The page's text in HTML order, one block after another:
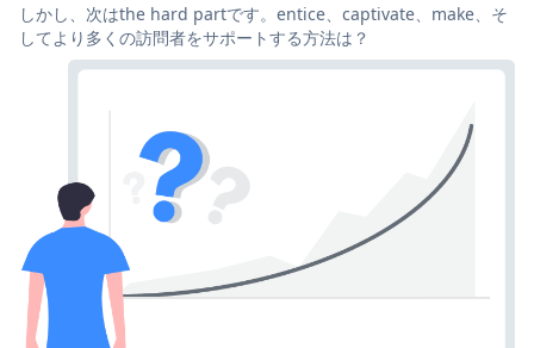
しかし、次はthe hard partです。entice、captivate、make、そ
してより多くの訪問者をサポートする方法は？